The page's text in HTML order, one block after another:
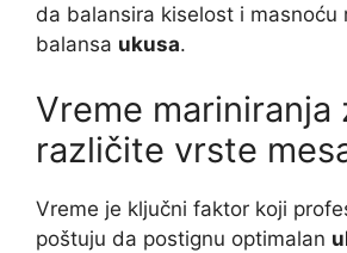
da balansira kiselost i masnoću
balansa ukusa.
Vreme mariniranja
različite vrste
Vreme je ključni faktor koji
poštuju da postignu optimalan